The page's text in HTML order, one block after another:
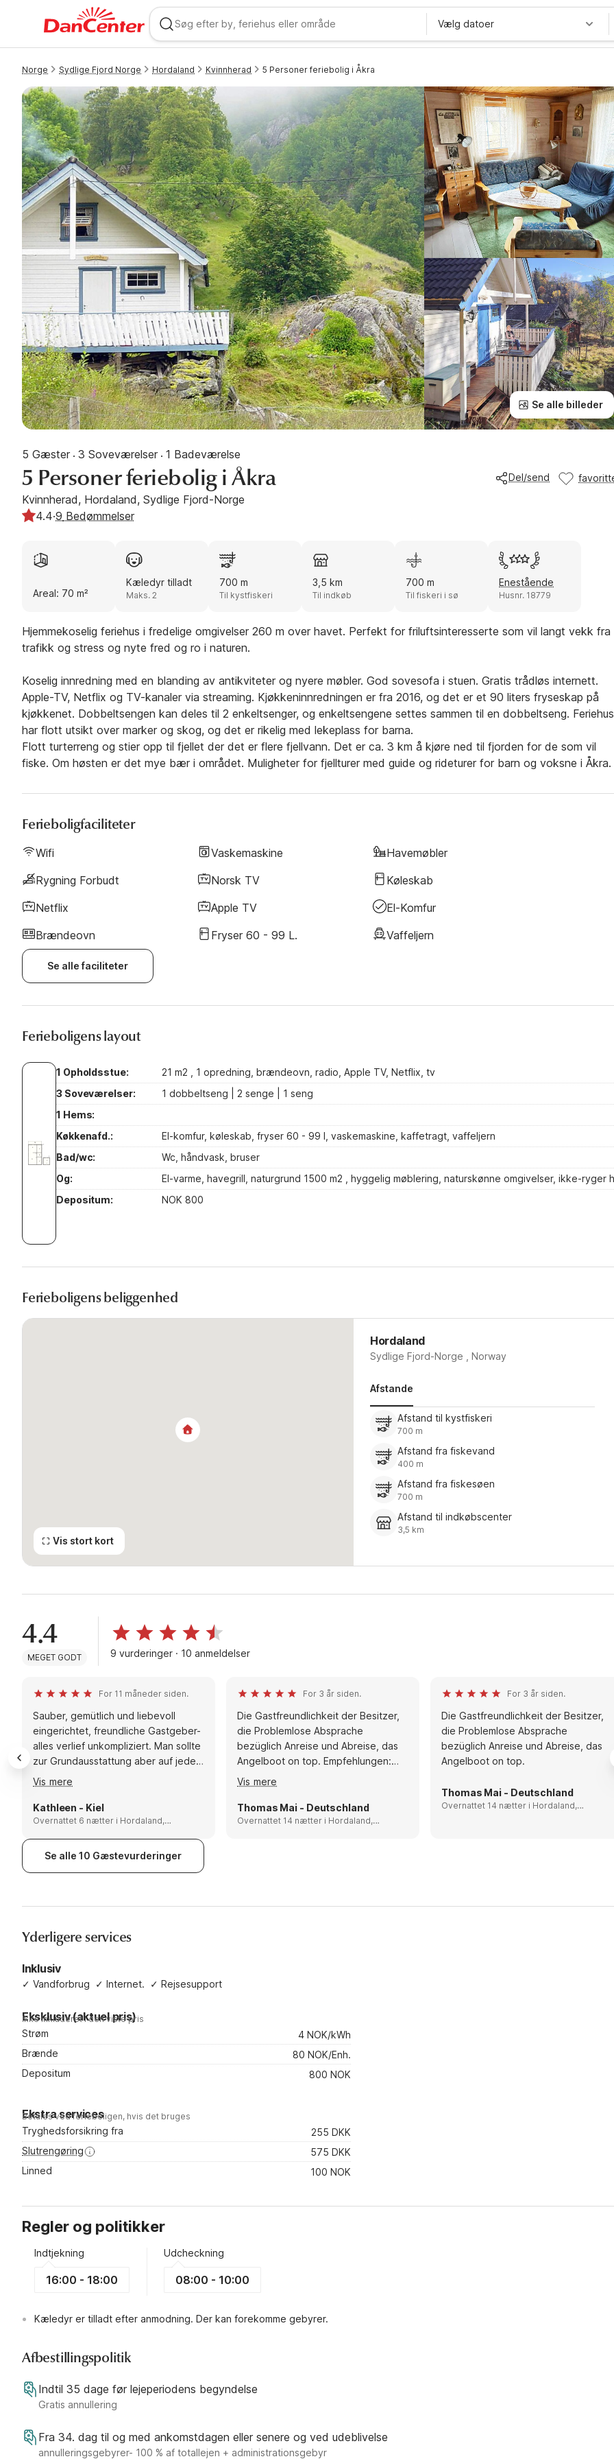
WIZARD MEMBER
Vælg datoer
Norge Sydlige Fjord Norge Hordaland Kvinnherad 5 Personer feriebolig i Åkra
Se alle billeder
5 Gæster · 3 Soveværelser · 1 Badeværelse
5 Personer feriebolig i Åkra
Kvinnherad, Hordaland, Sydlige Fjord-Norge
Del/send
4.4·9 Bedømmelser
Areal: 70 m²
Kæledyr tilladt
Maks. 2
700 m
Til kystfiskeri
3,5 km
Til indkøb
700 m
Til fiskeri i sø
Enestående
Husnr. 18779
Hjemmekoselig feriehus i fredelige omgivelser 260 m over havet. Perfekt for friluftsinteresserte som vil langt vekk fra
trafikk og stress og nyte fred og ro i naturen.
Koselig innredning med en blanding av antikviteter og nyere møbler. God sovesofa i stuen. Gratis trådløs internett.
Apple-TV, Netflix og TV-kanaler via streaming. Kjøkkeninnredningen er fra 2016, og det er et 90 liters fryseskap på
kjøkkenet. Dobbeltsengen kan deles til 2 enkeltsenger, og enkeltsengene settes sammen til en dobbeltseng.
har flott utsikt over marker og skog, og det er rikelig med lekeplass for barna.
Flott turterreng og stier opp til fjellet der det er flere fjellvann. Det er ca. 3 km å kjøre ned til fjorden for de som vil
fiske. Om høsten er det mye bær i området. Muligheter for fjellturer med guide og rideturer for barn og voksne i Åkra.
Ferieboligfaciliteter
Wifi Vaskemaskine
Havemøbler
Rygning Forbudt
Norsk TV
Køleskab
Netflix
Apple TV
El-Komfur
Brændeovn
Fryser 60 - 99 L. Vaffeljern
Se alle faciliteter
Ferieboligens layout
1 Opholdsstue:
21 m2 , 1 opredning, brændeovn, radio, Apple TV, Netflix, tv
3 Soveværelser:
1 dobbeltseng | 2 senge | 1 seng
1 Hems:
Køkkenafd.:
El-komfur, køleskab, fryser 60 - 99 l, vaskemaskine, kaffetragt, vaffeljern
Bad/wc:
Wc, håndvask, bruser
Og:
El-varme, havegrill, naturgrund 1500 m2 , hyggelig møblering, naturskønne omgivelser, ikke-ryger
Depositum:
NOK 800
Ferieboligens beliggenhed
Vis stort kort
Hordaland
Sydlige Fjord-Norge , Norway
Afstande
Afstand til kystfiskeri
700 m
Afstand fra fiskevand
400 m
Afstand fra fiskesøen
700 m
Afstand til indkøbscenter
3,5 km
4.4
MEGET GODT 9 vurderinger · 10 anmeldelser
For 11 måneder siden.
Sauber, gemütlich und liebevoll
eingerichtet, freundliche Gastgeber-
alles verlief unkompliziert. Man sollte
zur Grundausstattung aber auf jeden
Fall Trinkwasser mitbringen. Auf der
Terrasse kann man wunderbar sitzen
und frühstücken, vor dem Ofen
entspannen. Die Lage ist sehr schön
mit netten Nachbarn (Schafe ð¥°),
abgeschieden und ruhig. Hunde sind
Vis mere
Kathleen - Kiel
Overnattet 6 nætter i Hordaland,
For 3 år siden.
Die Gastfreundlichkeit der Besitzer,
die Problemlose Absprache
bezüglich Anreise und Abreise, das
Angelboot on top. Empfehlungen:
Angeln im Fiord, Gletscherbegehung
....
Vis mere
Thomas Mai - Deutschland
Overnattet 14 nætter i Hordaland,
For 3 år siden.
Die Gastfreundlichkeit der Besitzer,
die Problemlose Absprache
bezüglich Anreise und Abreise, das
Angelboot on top.
Thomas Mai - Deutschland
Overnattet 14 nætter i Hordaland,
Se alle 10 Gæstevurderinger
Yderligere services
Inklusiv
✓ Vandforbrug ✓ Internet. ✓ Rejsesupport
Eksklusiv (aktuel pris)
Ikke inkluderet i den viste pris
Strøm
4 NOK/kWh
Brænde
80 NOK/Enh.
Depositum
800 NOK
Ekstra services
Betales ved ferieboligen, hvis det bruges
Tryghedsforsikring fra
255 DKK
Slutrengøring
575 DKK
Linned
100 NOK
Regler og politikker
Indtjekning
16:00 - 18:00
Udcheckning
08:00 - 10:00
Kæledyr er tilladt efter anmodning. Der kan forekomme gebyrer.
Afbestillingspolitik
Indtil 35 dage før lejeperiodens begyndelse
Gratis annullering
Fra 34. dag til og med ankomstdagen eller senere og ved udeblivelse
annulleringsgebyrer- 100 % af totallejen + administrationsgebyr